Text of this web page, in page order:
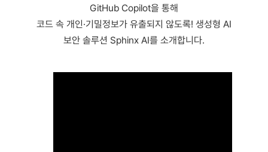
GitHub Copilot을 통해
코드 속 개인·기밀정보가 유출되지 않도록! 생성형 AI
보안 솔루션 Sphinx AI를 소개합니다.